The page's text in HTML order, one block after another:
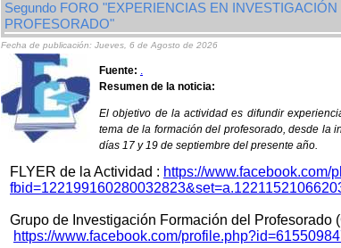
Segundo FORO "EXPERIENCIAS EN
PROFESORADO"
Fecha de publicación: Jueves, 6 de Agosto de 2026
Fuente: .
Resumen de la noticia:
El objetivo de la actividad es difundir
tema de la formación del profesorado, desde la
días 17 y 19 de septiembre del presente año.
FLYER de la Actividad : https://www.facebook.com/
Grupo de Investigación Formación del Profesorado
https://www.facebook.com/